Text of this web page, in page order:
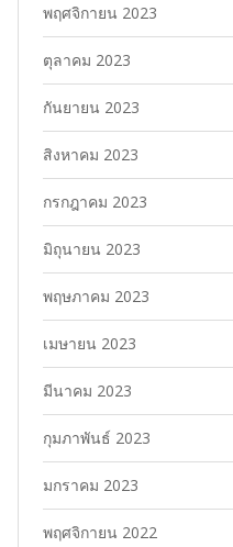
พฤศจิกายน 2023
ตุลาคม 2023
กันยายน 2023
สิงหาคม 2023
กรกฎาคม 2023
มิถุนายน 2023
พฤษภาคม 2023
เมษายน 2023
มีนาคม 2023
กุมภาพันธ์ 2023
มกราคม 2023
พฤศจิกายน 2022